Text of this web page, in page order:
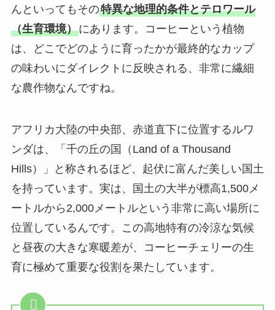
んといってもその特異な地理的条件とテロワール
（生育環境）にあります。コーヒーという植物
は、どこでどのように育ったかが最終的なカップ
の味わいにダイレクトに反映される、非常に繊細
な農作物なんですね。
アフリカ大陸の中央部、赤道直下に位置するルワ
ンダは、「千の丘の国（Land of a Thousand
Hills）」と称されるほど、起伏に富んだ美しい国土
を持っています。実は、国土の大半が標高1,500メ
ートルから2,000メートルという非常に高い場所に
位置しているんです。この高地特有の冷涼な気候
と昼夜の大きな寒暖差が、コーヒーチェリーの生
育に極めて重要な役割を果たしています。